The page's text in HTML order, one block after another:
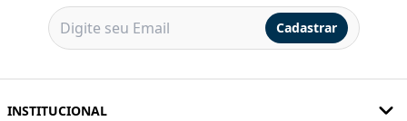
Cadastrar
INSTITUCIONAL